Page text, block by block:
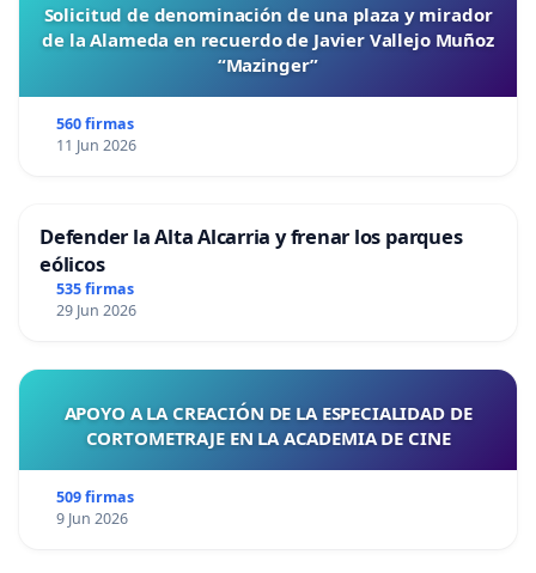
Solicitud de denominación de una plaza y mirador
de la Alameda en recuerdo de Javier Vallejo Muñoz
“Mazinger”
560 firmas
11 Jun 2026
Defender la Alta Alcarria y frenar los parques
eólicos
535 firmas
29 Jun 2026
APOYO A LA CREACIÓN DE LA ESPECIALIDAD DE
CORTOMETRAJE EN LA ACADEMIA DE CINE
509 firmas
9 Jun 2026